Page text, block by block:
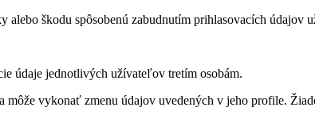
alebo škodu spôsobenú zabudnutím prihlasovacích
údaje jednotlivých užívateľov tretím osobám.
môže vykonať zmenu údajov uvedených v jeho profile.